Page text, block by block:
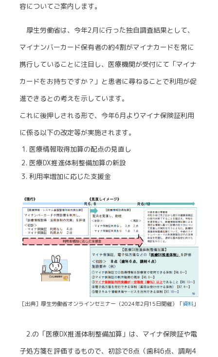
容についてご案内します。
厚生労働省は、今年2月に行った独自調査結果として、
マイナンバーカード保有者の約4割がマイナカードを常に
携行していることに注目し、医療機関が受付にて「マイナ
カードをお持ちですか？」と患者に尋ねることで利用が促
進できるとの考えを示しています。
これに後押しされる形で、今年6月よりマイナ保険証利用
に係る以下の改定等が実施されます。
医療情報取得加算の配点の見直し
医療DX推進体制整備加算の新設
利用率増加に応じた支援金
［出典］厚生労働省オンラインセミナー（2024年2月15日開催）「資料 」
2.の「医療DX推進体制整備加算」は、マイナ保険証や電
子処方箋を評価するもので、初診で8点（歯科6点、調剤4